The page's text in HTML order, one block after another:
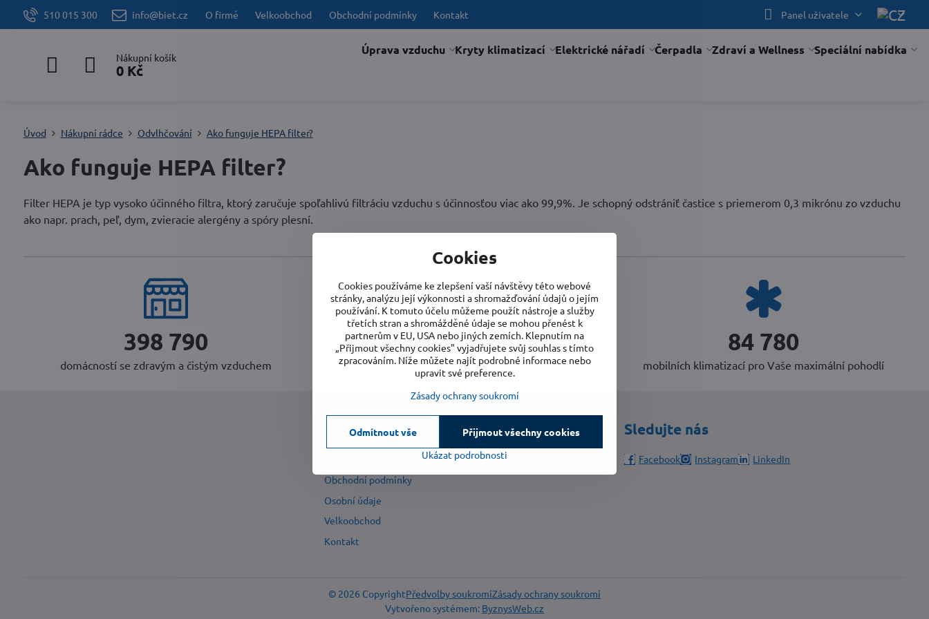
510 015 300 info@biet.cz O firmě Velkoobchod Obchodní podmínky Kontakt Panel uživatele
Nákupní košík
0 Kč
Úprava vzduchu Kryty klimatizací Elektrické nářadí Čerpadla Zdraví a Wellness Speciální nabídka
Úvod Nákupní rádce Odvlhčování Ako funguje HEPA filter?
Ako funguje HEPA filter?
Filter HEPA je typ vysoko účinného filtra, ktorý zaručuje spoľahlivú filtráciu vzduchu s účinnosťou viac ako 99,9%. Je schopný odstrániť častice s priemerom 0,3 mikrónu zo vzduchu
ako napr. prach, peľ, dym, zvieracie alergény a spóry plesní.
416 514
domácností se zdravým a čistým vzduchem
3 948
domů bez vlhkosti
88 548
mobilních klimatizací pro Vaše maximální pohodlí
Informace:
Obchodní podmínky
Osobní údaje
Velkoobchod
Kontakt
Sledujte nás
Facebook Instagram LinkedIn
© 2026 CopyrightPředvolby soukromíZásady ochrany soukromí
Vytvořeno systémem: ByznysWeb.cz
Cookies
Cookies používáme ke zlepšení vaší návštěvy této webové
stránky, analýzu její výkonnosti a shromažďování údajů o jejím
používání. K tomuto účelu můžeme použít nástroje a služby
třetích stran a shromážděné údaje se mohou přenést k
partnerům v EU, USA nebo jiných zemích. Klepnutím na
„Přijmout všechny cookies" vyjadřujete svůj souhlas s tímto
zpracováním. Níže můžete najít podrobné informace nebo
upravit své preference.
Zásady ochrany soukromí
Ukázat podrobnosti
Přijmout všechny cookies
Odmítnout vše